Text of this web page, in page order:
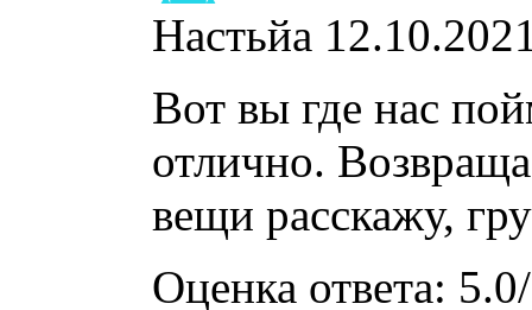
Настьйа
Вот вы где нас
отлично.
вещи расскажу,
Оценка ответа: 5.0/